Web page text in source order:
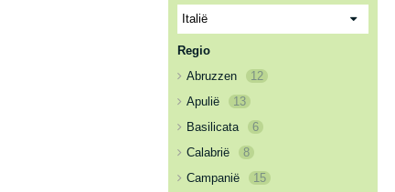
Regio
Abruzzen
12
Apulië
13
Basilicata
6
Calabrië
8
Campanië
15